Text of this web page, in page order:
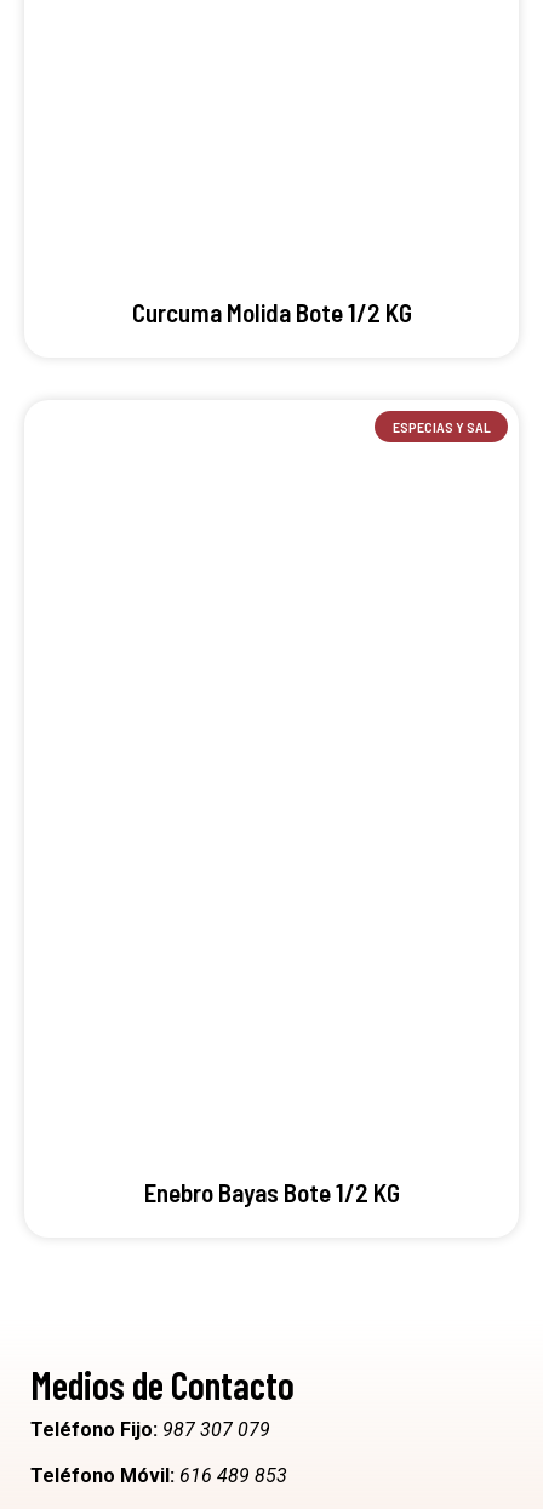
Curcuma Molida Bote 1/2 KG
ESPECIAS Y SAL
Enebro Bayas Bote 1/2 KG
Medios de Contacto
Teléfono Fijo: 987 307 079
Teléfono Móvil: 616 489 853